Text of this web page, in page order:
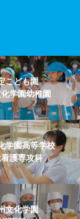
こども園
学園幼稚園
学園高等学校
護専攻科
文化学園